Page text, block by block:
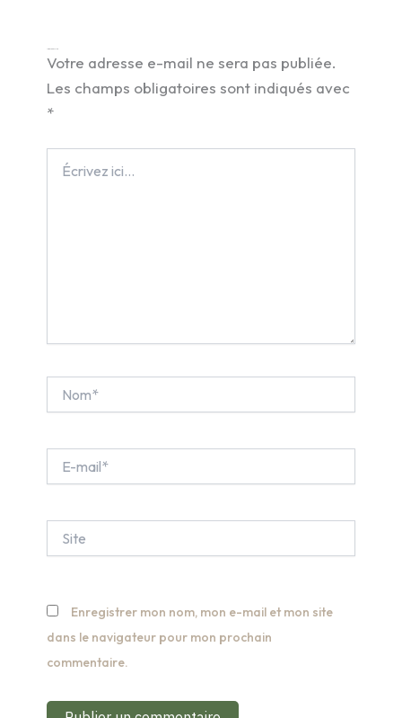
Votre adresse e-mail ne sera pas publiée.
Les champs obligatoires sont indiqués avec
*
ici…
mail*
Enregistrer mon nom, mon e-mail et mon site
dans le navigateur pour mon prochain
commentaire.